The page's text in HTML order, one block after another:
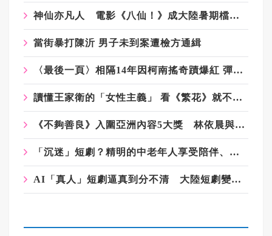
神仙亦凡人 電影《八仙！》成大陸暑期檔黑馬
當街暴打陳沂 男子未到案遭檢方通緝
〈最後一頁〉相隔14年因柯南搖奇蹟爆紅 彈頭不敢跳自嘲四肢不健全
讀懂王家衛的「女性主義」 看《繁花》就不再問「寶總愛誰」
《不夠善良》入圍亞洲內容5大獎 林依晨與朴寶英、周迅角逐女主獎
「沉迷」短劇？精明的中老年人享受陪伴、不掏錢包
AI「真人」短劇逼真到分不清 大陸短劇變天 產業加速洗牌